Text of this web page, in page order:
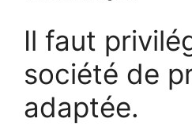
Il faut
société de
adaptée.